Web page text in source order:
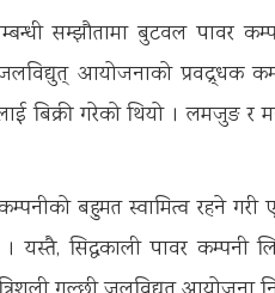
सम्झौतामा बुटवल पावर
आयोजनाको प्रवद्र्धक
बिक्री गरेको थियो । लमजुङ
बहुमत स्वामित्व रहने
सिद्धकाली पावर कम्पनी